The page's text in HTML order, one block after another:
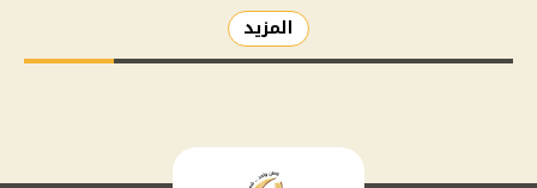
المزيد